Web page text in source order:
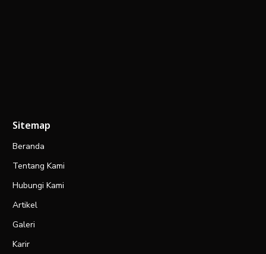
Sitemap
Beranda
Tentang Kami
Hubungi Kami
Artikel
Galeri
Karir